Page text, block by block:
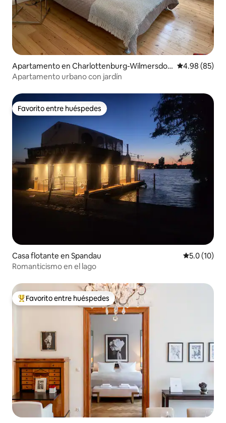
Apartamento en Charlottenburg-Wilmersdor
f
Calificación
4.98 (85)
Apartamento urbano con jardín
Favorito entre huéspedes
Favorito entre huéspedes
Casa flotante en Spandau Calificación
5.0 (10)
Romanticismo en el lago
Favorito entre huéspedes preferido
Favorito entre huéspedes